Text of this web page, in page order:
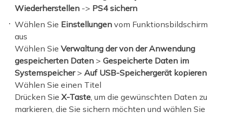
Wiederherstellen -> PS4 sichern
Wählen Sie Einstellungen vom Funktionsbildschirm
aus
Wählen SieVerwaltung der von der Anwendung
gespeicherten Daten >Gespeicherte Daten im
Systemspeicher>Auf USB-Speichergerät kopieren
Wählen Sie einen Titel
Drücken SieX-Taste , um die gewünschten Daten zu
markieren, die Sie sichern möchten und wählen Sie